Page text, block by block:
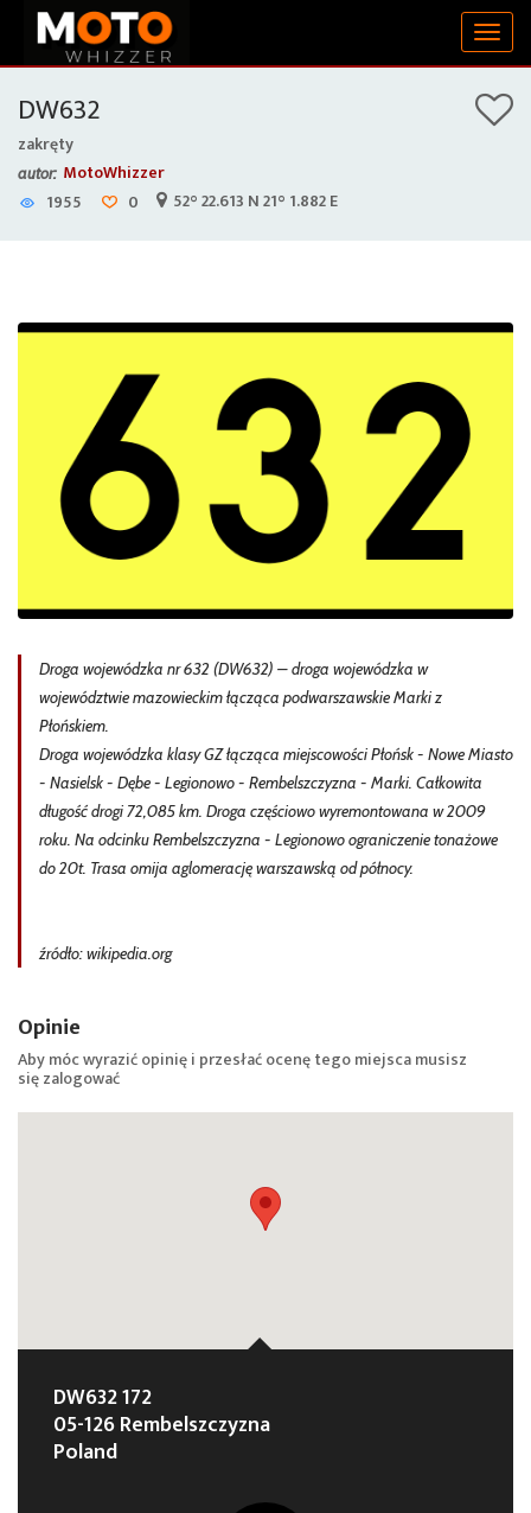
DW632
zakręty
autor: MotoWhizzer
1955
0 52° 22.613 N 21° 1.882 E
Droga wojewódzka nr 632 (DW632) – droga wojewódzka w
województwie mazowieckim łącząca podwarszawskie Marki z
Płońskiem.
Droga wojewódzka klasy GZ łącząca miejscowości Płońsk - Nowe Miasto
- Nasielsk - Dębe - Legionowo - Rembelszczyzna - Marki. Całkowita
długość drogi 72,085 km. Droga częściowo wyremontowana w 2009
roku. Na odcinku Rembelszczyzna - Legionowo ograniczenie tonażowe
do 20t. Trasa omija aglomerację warszawską od północy.
źródło: wikipedia.org
Opinie
Aby móc wyrazić opinię i przesłać ocenę tego miejsca musisz
sięzalogować
DW632 172
05-126 Rembelszczyzna
Poland